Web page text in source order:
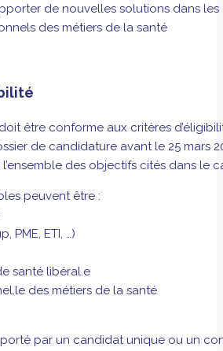
de nouvelles solutions dans
des métiers de la santé
être conforme aux critères
de candidature avant le 25 mars
des objectifs cités dans le
peuvent être :
PME, ETI, …)
santé libéral.e
des métiers de la santé
par un candidat unique ou un